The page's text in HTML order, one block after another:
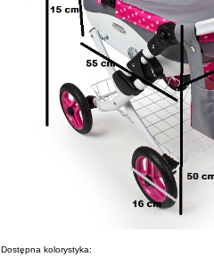
Dostępna kolorystyka: